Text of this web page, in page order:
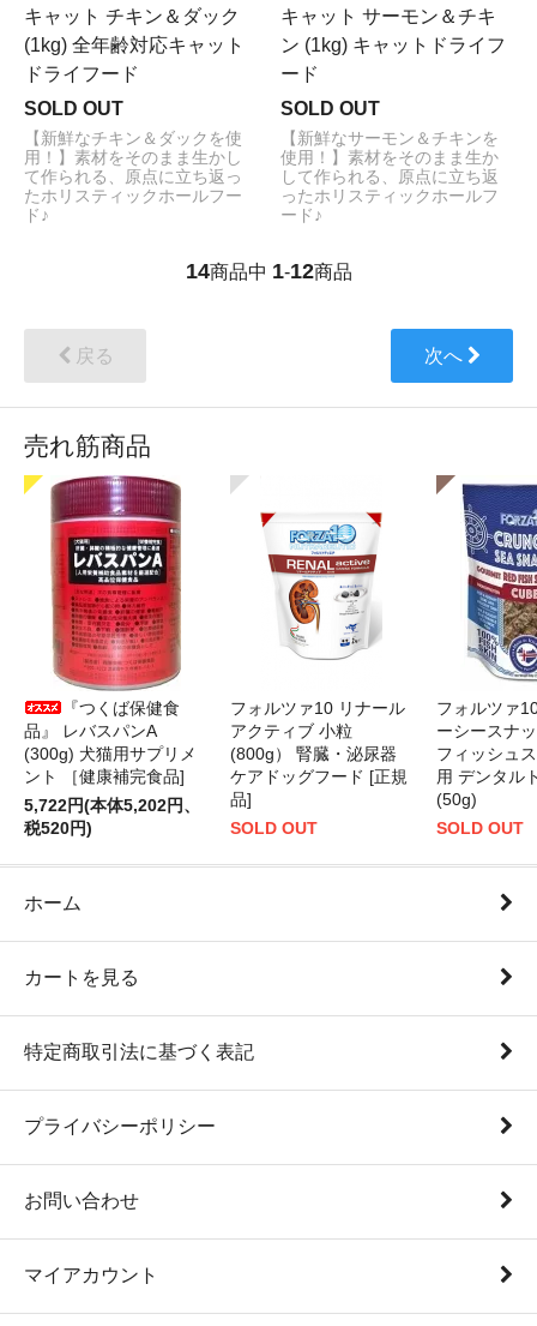
キャット チキン＆ダック
(1kg) 全年齢対応キャット
ドライフード
SOLD OUT
【新鮮なチキン＆ダックを使
用！】素材をそのまま生かし
て作られる、原点に立ち返っ
たホリスティックホールフー
ド♪
キャット サーモン＆チキ
ン (1kg) キャットドライフ
ード
SOLD OUT
【新鮮なサーモン＆チキンを
使用！】素材をそのまま生か
して作られる、原点に立ち返
ったホリスティックホールフ
ード♪
14商品中 1-12商品
戻る 次へ
売れ筋商品
『つくば保健食
品』 レバスパンA
(300g) 犬猫用サプリメ
ント ［健康補完食品]
5,722円(本体5,202円、
税520円)
フォルツァ10 リナール
アクティブ 小粒
(800g） 腎臓・泌尿器
ケアドッグフード [正規
品]
SOLD OUT
フォルツァ
ーシースナ
フィッシュ
用 デンタル
(50g)
SOLD OUT
ホーム
カートを見る
特定商取引法に基づく表記
プライバシーポリシー
お問い合わせ
マイアカウント